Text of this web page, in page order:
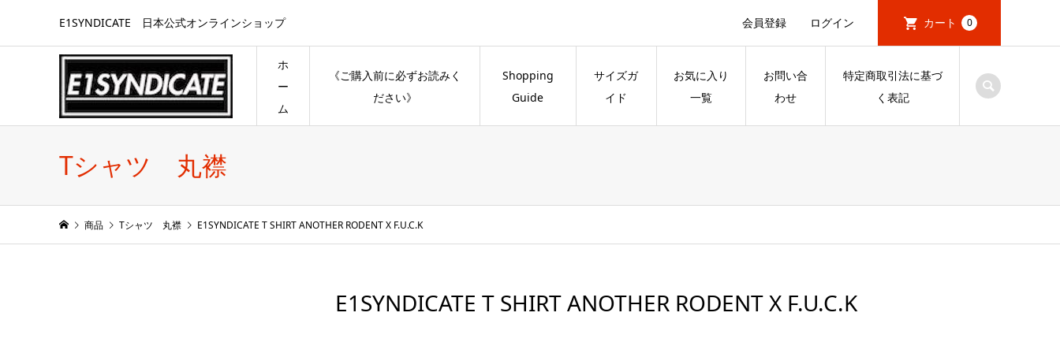
E1SYNDICATE 日本公式オンラインショップ 会員登録 ログイン カート 0
ホ
ー
ム
《ご購入前に必ずお読みく
ださい》
Shopping
Guide
サイズガ
イド
お気に入り
一覧
お問い合
わせ
特定商取引法に基づ
く表記
Tシャツ 丸襟
商品 Tシャツ 丸襟 E1SYNDICATE T SHIRT ANOTHER RODENT X F.U.C.K
E1SYNDICATE T SHIRT ANOTHER RODENT X F.U.C.K